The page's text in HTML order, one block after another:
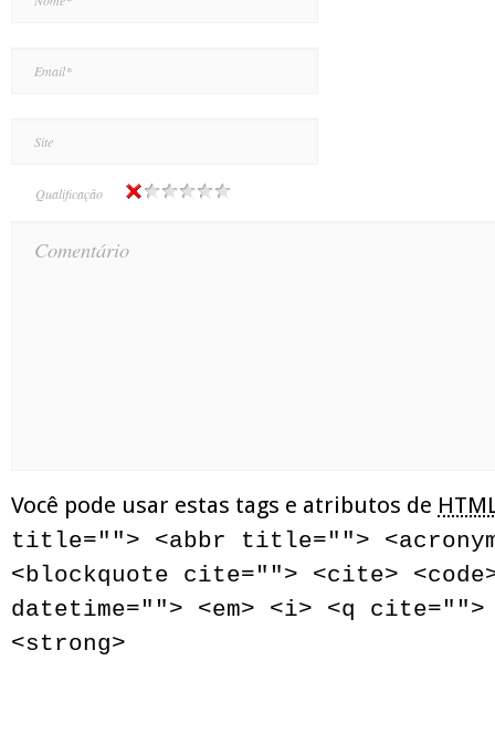
Qualificação
Você pode usar estas tags e atributos de
title=""> <abbr title="">
<blockquote cite=""> <cite>
datetime=""> <em> <i> <q
<strong>